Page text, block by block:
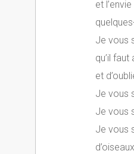
et
Je vous
qu’il faut
et
Je vous
Je vous
Je vous